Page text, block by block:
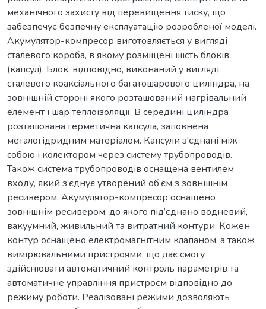
механічного захисту від перевищення тиску, що
забезпечує безпечну експлуатацію розробленої моделі.
Акумулятор-компресор виготовляється у вигляді
сталевого короба, в якому розміщені шість блоків
(капсул). Блок, відповідно, виконаний у вигляді
сталевого коаксіального багатошарового циліндра, на
зовнішній стороні якого розташований нагрівальний
елемент і шар теплоізоляції. В середині циліндра
розташована герметична капсула, заповнена
металогідридним матеріалом. Капсули з'єднані між
собою і колектором через систему трубопроводів.
Також система трубопроводів оснащена вентилем
входу, який з’єднує утворений об’єм з зовнішнім
ресивером. Акумулятор-компресор оснащено
зовнішнім ресивером, до якого під’єднано водневий,
вакуумний, живильний та витратний контури. Кожен
контур оснащено електромагнітним клапаном, а також
вимірювальними пристроями, що дає смогу
здійснювати автоматичний контроль параметрів та
автоматичне управління пристроєм відповідно до
режиму роботи. Реалізовані режими дозволяють